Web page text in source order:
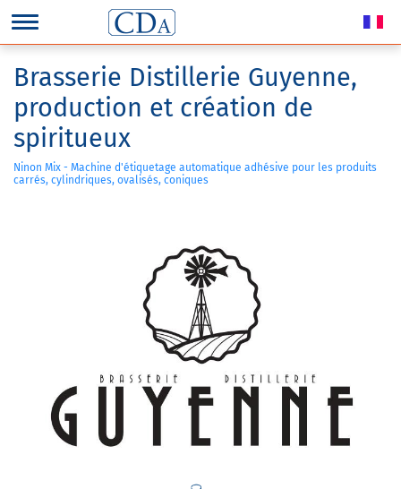
Brasserie Distillerie Guyenne,
production et création de
spiritueux
Ninon Mix - Machine d'étiquetage automatique adhésive pour les produits
carrés, cylindriques, ovalisés, coniques